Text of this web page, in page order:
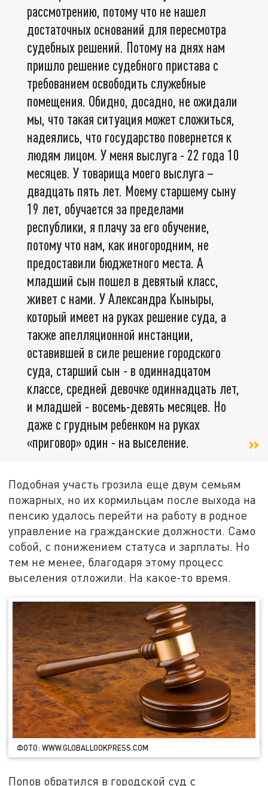
рассмотрению, потому что не нашел
достаточных оснований для пересмотра
судебных решений. Потому на днях нам
пришло решение судебного пристава с
требованием освободить служебные
помещения. Обидно, досадно, не ожидали
мы, что такая ситуация может сложиться,
надеялись, что государство повернется к
людям лицом. У меня выслуга - 22 года 10
месяцев. У товарища моего выслуга –
двадцать пять лет. Моему старшему сыну
19 лет, обучается за пределами
республики, я плачу за его обучение,
потому что нам, как иногородним, не
предоставили бюджетного места. А
младший сын пошел в девятый класс,
живет с нами. У Александра Кыныры,
который имеет на руках решение суда, а
также апелляционной инстанции,
оставившей в силе решение городского
суда, старший сын - в одиннадцатом
классе, средней девочке одиннадцать лет,
и младшей - восемь-девять месяцев. Но
даже с грудным ребенком на руках
«приговор» один - на выселение.
Подобная участь грозила еще двум семьям
пожарных, но их кормильцам после выхода на
пенсию удалось перейти на работу в родное
управление на гражданские должности. Само
собой, с понижением статуса и зарплаты. Но
тем не менее, благодаря этому процесс
выселения отложили. На какое-то время.
ФОТО: WWW.GLOBALLOOKPRESS.COM
Попов обратился в городской суд с